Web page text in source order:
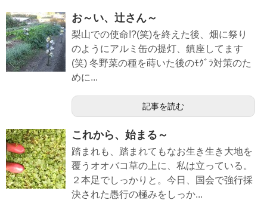
お～い、辻さん～
梨山での使命!?(笑)を終えた後、畑に祭り
のようにアルミ缶の提灯、鎮座してます
(笑) 冬野菜の種を蒔いた後のﾓｸﾞﾗ対策のた
めに...
記事を読む
これから、始まる～
踏まれも、踏まれてもなお生き生き大地を
覆うオオバコ草の上に、私は立っている。
２本足でしっかりと。今日、国会で強行採
決された愚行の極みをしっか...